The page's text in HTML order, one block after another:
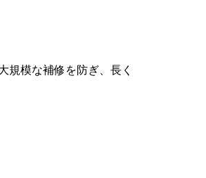
規模な補修を防ぎ、長く